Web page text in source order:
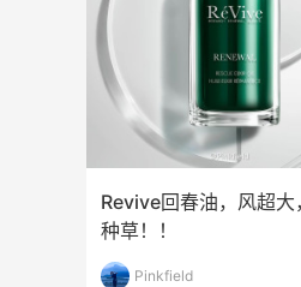
Revive回春油，风超大
种草！！
Pinkfield